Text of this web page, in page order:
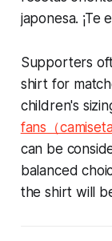
japonesa. ¡Te
Supporters
shirt for
children's
fans（
can be
balanced
the shirt will